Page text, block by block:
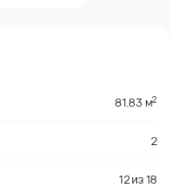
81.83 м2
2
12из18